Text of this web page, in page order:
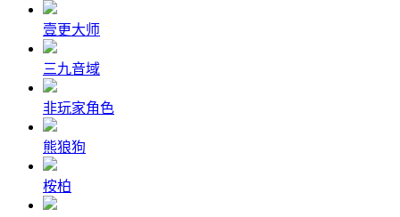
壹更大师
三九音域
非玩家角色
熊狼狗
桉柏